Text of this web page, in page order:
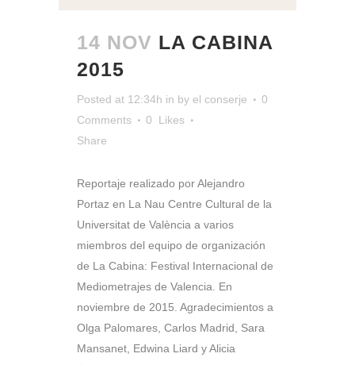
14 NOV LA CABINA
2015
Posted at 12:34h in by el conserje
0
Comments
0
Likes
Share
Reportaje realizado por Alejandro
Portaz en La Nau Centre Cultural de la
Universitat de València a varios
miembros del equipo de organización
de La Cabina: Festival Internacional de
Mediometrajes de Valencia. En
noviembre de 2015. Agradecimientos a
Olga Palomares, Carlos Madrid, Sara
Mansanet, Edwina Liard y Alicia